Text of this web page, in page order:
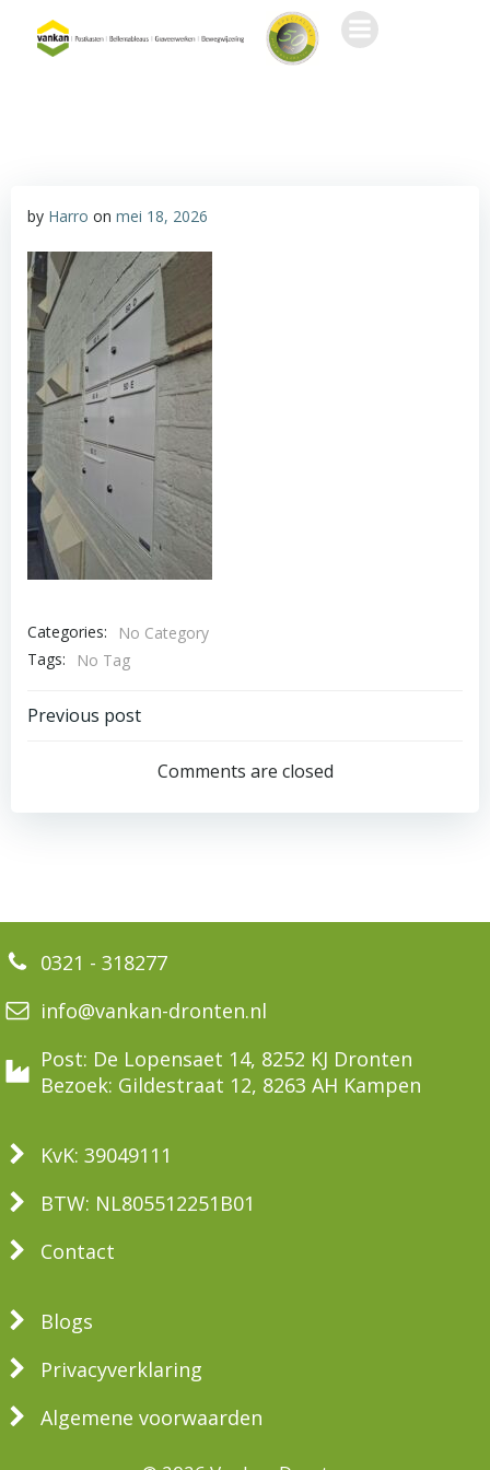
naar
by Harro on mei 18, 2026
Categories:
No Category
Tags:
No Tag
Bericht
navigatie
Previous post
Comments are closed
0321 - 318277
info@vankan-dronten.nl
Post: De Lopensaet 14, 8252 KJ Dronten
Bezoek: Gildestraat 12, 8263 AH Kampen
KvK: 39049111
BTW: NL805512251B01
Contact
Blogs
Privacyverklaring
Algemene voorwaarden